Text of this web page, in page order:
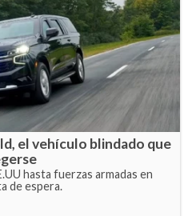
el vehículo blindado que
hasta fuerzas armadas en
de espera.